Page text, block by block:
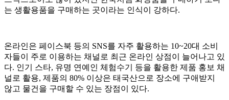
는 생활용품을 구매하는 곳이라는 인식이 강하다.
온라인은 페이스북 등의 SNS를 자주 활용하는 10~20대 소비
자들이 주로 이용하는 채널로 최근 온라인 상점이 늘어나고 있
다. 인기 스타, 유명 연예인 체험수기 등을 활용한 제품 홍보 채
널로 활용, 제품의 80% 이상은 태국산으로 장소에 구애받지
않고 물건을 구매할 수 있는 장점이 있다.